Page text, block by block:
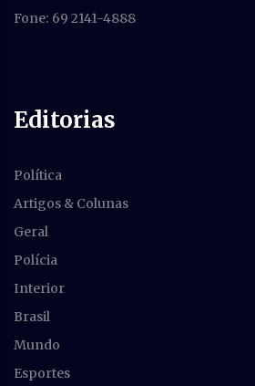
Fone: 69 2141-4888
Editorias
Política
Artigos & Colunas
Geral
Polícia
Interior
Brasil
Mundo
Esportes